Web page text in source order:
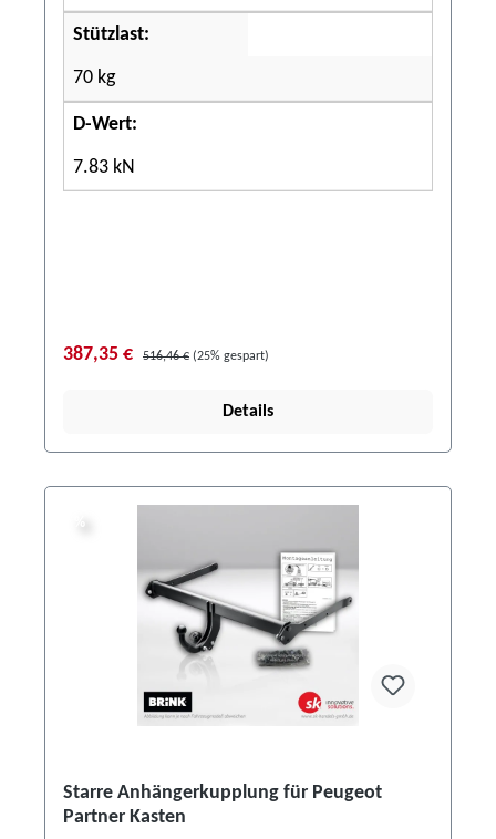
Stützlast:
70 kg
D-Wert:
7.83 kN
387,35 € 516,46 € (25% gespart)
Details
Starre Anhängerkupplung für Peugeot
Partner Kasten